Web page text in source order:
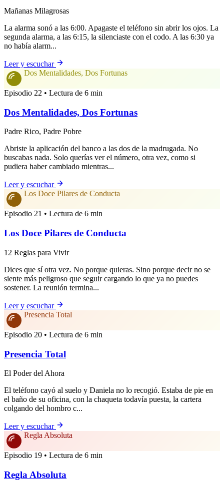
Mañanas Milagrosas
La alarma sonó a las 6:00. Apagaste el teléfono sin abrir los ojos. La
segunda alarma, a las 6:15, la silenciaste con el codo. A las 6:30 ya
no había alarm...
Leer y escuchar
Dos Mentalidades, Dos Fortunas
Episodio 22 • Lectura de 6 min
Dos Mentalidades, Dos Fortunas
Padre Rico, Padre Pobre
Abriste la aplicación del banco a las dos de la madrugada. No
buscabas nada. Solo querías ver el número, otra vez, como si
pudiera haber cambiado mientras...
Leer y escuchar
Los Doce Pilares de Conducta
Episodio 21 • Lectura de 6 min
Los Doce Pilares de Conducta
12 Reglas para Vivir
Dices que sí otra vez. No porque quieras. Sino porque decir no se
siente más peligroso que seguir cargando lo que ya no puedes
sostener. La reunión termina...
Leer y escuchar
Presencia Total
Episodio 20 • Lectura de 6 min
Presencia Total
El Poder del Ahora
El teléfono cayó al suelo y Daniela no lo recogió. Estaba de pie en
el baño de su oficina, con la chaqueta todavía puesta, la cartera
colgando del hombro c...
Leer y escuchar
Regla Absoluta
Episodio 19 • Lectura de 6 min
Regla Absoluta